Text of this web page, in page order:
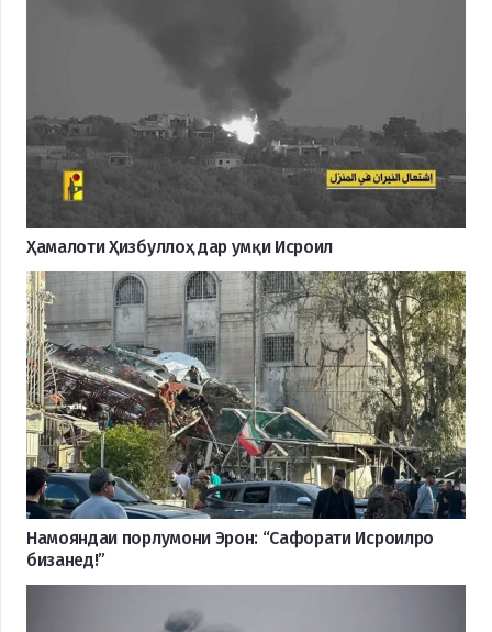
Ҳамалоти Ҳизбуллоҳ дар умқи Исроил
Намояндаи порлумони Эрон: “Сафорати Исроилро
бизанед!”